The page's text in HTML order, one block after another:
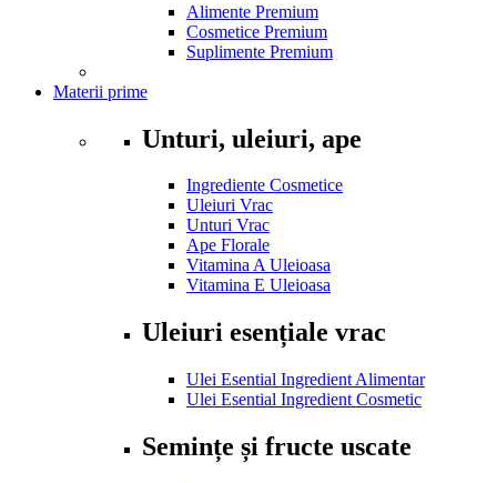
Alimente Premium
Cosmetice Premium
Suplimente Premium
Materii prime
Unturi, uleiuri, ape
Ingrediente Cosmetice
Uleiuri Vrac
Unturi Vrac
Ape Florale
Vitamina A Uleioasa
Vitamina E Uleioasa
Uleiuri esențiale vrac
Ulei Esential Ingredient Alimentar
Ulei Esential Ingredient Cosmetic
Semințe și fructe uscate